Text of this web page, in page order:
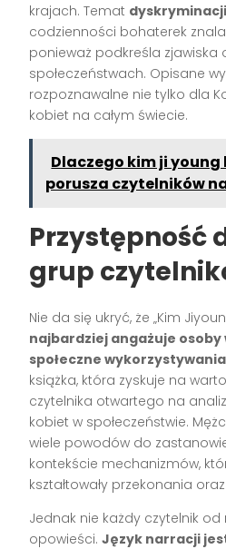
krajach. Temat
codzienności bohaterek
ponieważ podkreśla
społeczeństwach. Opisane
rozpoznawalne nie tylko dla
kobiet na całym świecie.
Dlaczego kim ji young
porusza czytelników
Przystępność
grup
Nie da się ukryć, że „Kim
najbardziej angażuje osoby
społeczne
książka, która zyskuje na
czytelnika otwartego na
kobiet w społeczeństwie.
wiele powodów do
kontekście mechanizmów,
kształtowały przekonania
Jednak nie każdy czytelnik
opowieści.Język narracji